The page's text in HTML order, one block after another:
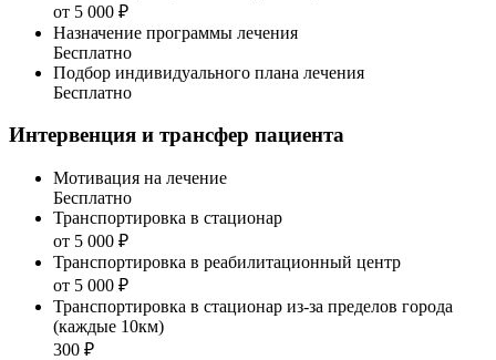
от 5 000 ₽
Назначение программы лечения
Бесплатно
Подбор индивидуального плана лечения
Бесплатно
Интервенция и трансфер пациента
Мотивация на лечение
Бесплатно
Транспортировка в стационар
от 5 000 ₽
Транспортировка в реабилитационный центр
от 5 000 ₽
Транспортировка в стационар из-за пределов города
(каждые 10км)
300 ₽